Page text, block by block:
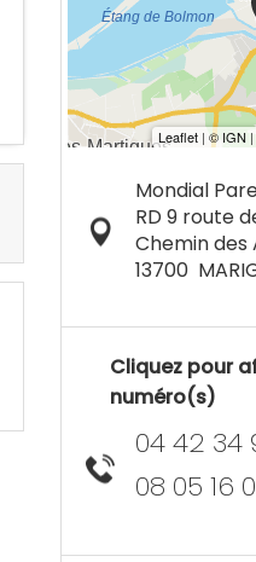
Mondial
RD 9 route
Chemin des
13700
Cliquez pour
numéro(s)
04 42 34
08 05 16